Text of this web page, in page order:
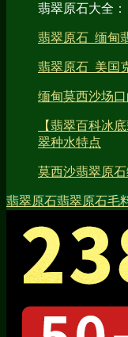
翡翠原石大全：
翡翠原石_缅甸
翡翠原石_美国
缅甸莫西沙场
【翡翠百科冰
翠种水特点
莫西沙翡翠原
翡翠原石翡翠原石毛